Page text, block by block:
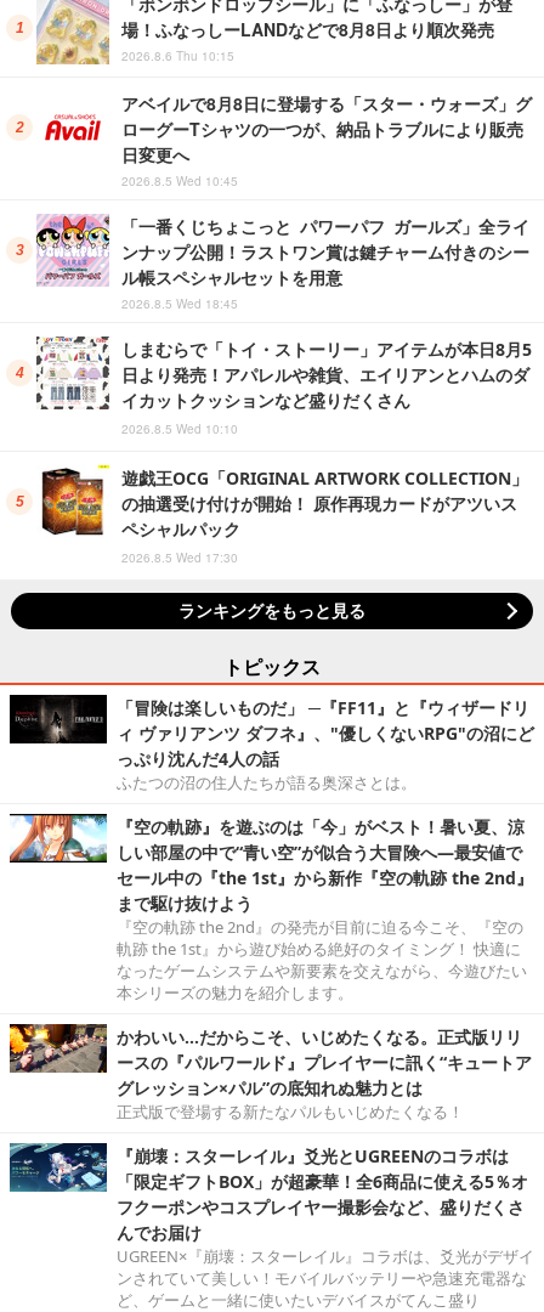
場！ふなっしーLANDなどで8月8日より順次発売
2026.8.6 Thu 10:15
アベイルで8月8日に登場する「スター・ウォーズ」グ
ローグーTシャツの一つが、納品トラブルにより販売
日変更へ
2026.8.5 Wed 10:45
「一番くじちょこっと パワーパフ ガールズ」全ライ
ンナップ公開！ラストワン賞は鍵チャーム付きのシー
ル帳スペシャルセットを用意
2026.8.5 Wed 18:45
しまむらで「トイ・ストーリー」アイテムが本日8月5
日より発売！アパレルや雑貨、エイリアンとハムのダ
イカットクッションなど盛りだくさん
2026.8.5 Wed 10:10
遊戯王OCG「ORIGINAL ARTWORK COLLECTION」
の抽選受け付けが開始！ 原作再現カードがアツいス
ペシャルパック
2026.8.5 Wed 17:30
ランキングをもっと見る
トピックス
「冒険は楽しいものだ」 ─『FF11』と『ウィザードリ
ィ ヴァリアンツ ダフネ』、"優しくないRPG"の沼にど
っぷり沈んだ4人の話
ふたつの沼の住人たちが語る奥深さとは。
『空の軌跡』を遊ぶのは「今」がベスト！暑い夏、涼
しい部屋の中で“青い空”が似合う大冒険へ―最安値で
セール中の『the 1st』から新作『空の軌跡 the 2nd』
まで駆け抜けよう
『空の軌跡 the 2nd』の発売が目前に迫る今こそ、『空の
軌跡 the 1st』から遊び始める絶好のタイミング！ 快適に
なったゲームシステムや新要素を交えながら、今遊びたい
本シリーズの魅力を紹介します。
かわいい…だからこそ、いじめたくなる。正式版リリ
ースの『パルワールド』プレイヤーに訊く“キュートア
グレッション×パル”の底知れぬ魅力とは
正式版で登場する新たなパルもいじめたくなる！
『崩壊：スターレイル』爻光とUGREENのコラボは
「限定ギフトBOX」が超豪華！全6商品に使える5％オ
フクーポンやコスプレイヤー撮影会など、盛りだくさ
んでお届け
UGREEN×『崩壊：スターレイル』コラボは、爻光がデザイ
ンされていて美しい！モバイルバッテリーや急速充電器な
ど、ゲームと一緒に使いたいデバイスがてんこ盛り